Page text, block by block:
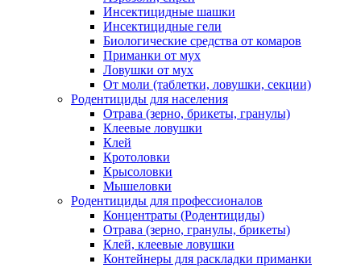
Инсектицидные шашки
Инсектицидные гели
Биологические средства от комаров
Приманки от мух
Ловушки от мух
От моли (таблетки, ловушки, секции)
Родентициды для населения
Отрава (зерно, брикеты, гранулы)
Клеевые ловушки
Клей
Кротоловки
Крысоловки
Мышеловки
Родентициды для профессионалов
Концентраты (Родентициды)
Отрава (зерно, гранулы, брикеты)
Клей, клеевые ловушки
Контейнеры для раскладки приманки